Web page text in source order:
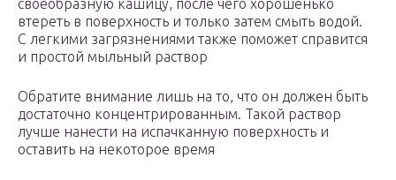
своеобразную кашицу, после чего хорошенько
втереть в поверхность и только затем смыть водой.
С легкими загрязнениями также поможет справится
и простой мыльный раствор
Обратите внимание лишь на то, что он должен быть
достаточно концентрированным. Такой раствор
лучше нанести на испачканную поверхность и
оставить на некоторое время